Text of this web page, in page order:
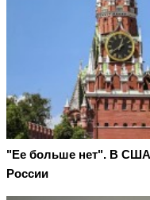
"Ее больше нет". В США
России